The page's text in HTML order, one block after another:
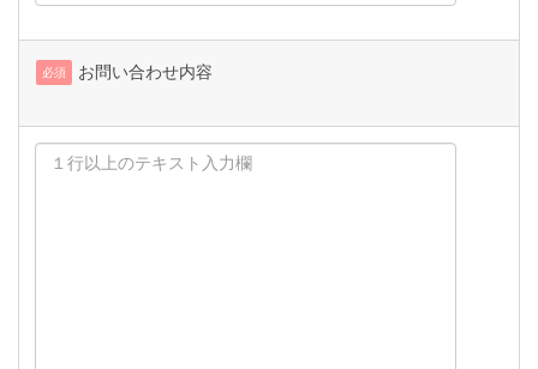
必須 お問い合わせ内容